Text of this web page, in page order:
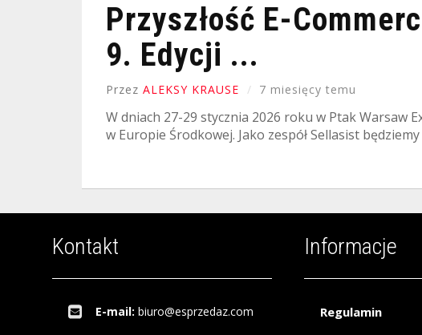
Przyszłość E-
9. Edycji ...
Przez ALEKSY KRAUSE 7 miesięcy temu
W dniach 27-29 stycznia 2026 roku w Ptak Warsaw
w Europie Środkowej. Jako zespół Sellasist
Kontakt
E-mail: biuro@esprzedaz.com
Informacje
Regulamin